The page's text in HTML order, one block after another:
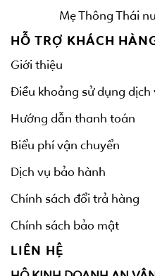
Mẹ Thông Thái
HỖ TRỢ KHÁCH
Giới thiệu
Điều khoảng sử dụng dịch
Hướng dẫn thanh toán
Biểu phí vận chuyển
Dịch vụ bảo hành
Chính sách đổi trả hàng
Chính sách bảo mật
LIÊN HỆ